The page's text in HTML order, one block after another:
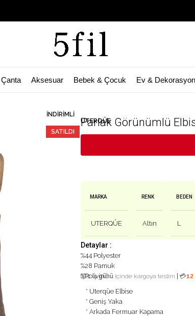
Çanta Aksesuar Bebek & Çocuk Ev & Dekorasyon
İNDIRIMLI
SATILDI
UTERQÜE
Parlak Görünümlü
MARKA
UTERQÜE
RENK
Altın
BEDEN
L
Detaylar :
%44 Polyester
%28 Pamuk
%Polivinil
📦1 iş günü içinde kargoya teslim 💳12
* Uterqüe Elbise
* Geniş Yaka
* Arkada Fermuar Kapama